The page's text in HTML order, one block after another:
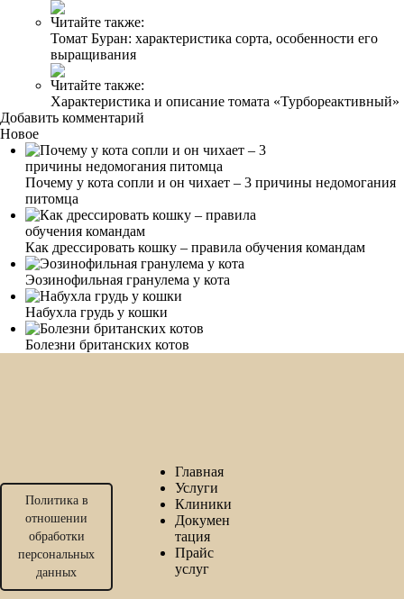
Читайте также:
Томат Буран: характеристика сорта, особенности его
выращивания
Читайте также:
Характеристика и описание томата «Турбореактивный»
Добавить комментарий
Новое
Почему у кота сопли и он чихает – 3 причины недомогания
питомца
Как дрессировать кошку – правила обучения командам
Эозинофильная гранулема у кота
Набухла грудь у кошки
Болезни британских котов
Политика в
отношении
обработки
персональных
данных
Главная
Услуги
Клиники
Докумен
тация
Прайс
услуг